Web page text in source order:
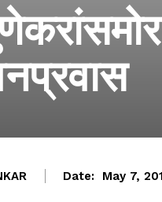
Date: May 7,